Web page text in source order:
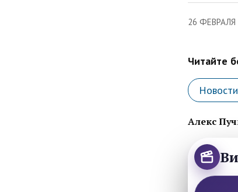
26 ФЕВРАЛЯ
Читайте
Алекс